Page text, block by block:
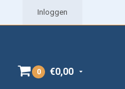
Inloggen
0 €0,00